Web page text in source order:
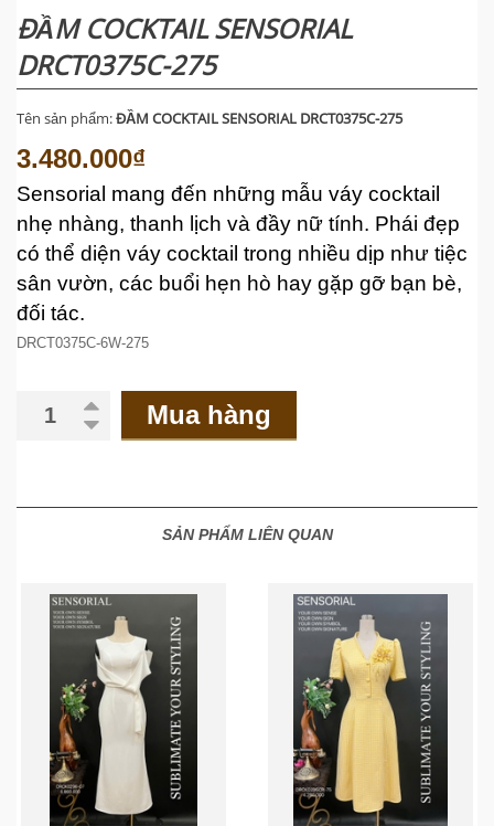
ĐẦM COCKTAIL SENSORIAL
DRCT0375C-275
Tên sản phẩm:ĐẦM COCKTAIL SENSORIAL DRCT0375C-275
3.480.000₫
Sensorial mang đến những mẫu váy cocktail
nhẹ nhàng, thanh lịch và đầy nữ tính. Phái đẹp
có thể diện váy cocktail trong nhiều dịp như tiệc
sân vườn, các buổi hẹn hò hay gặp gỡ bạn bè,
đối tác.
DRCT0375C-6W-275
Mua hàng
SẢN PHẨM LIÊN QUAN